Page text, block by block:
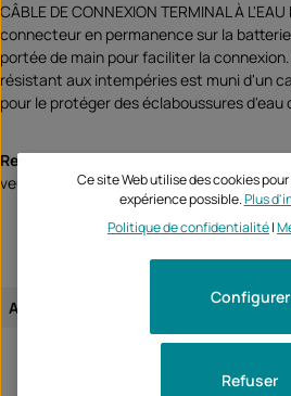
CÂBLE DE CONNEXION TERMINAL À
connecteur en permanence sur la
portée de main pour faciliter la
résistant aux intempéries est muni d'un
pour le protéger des éclaboussures d'eau
Remarque :
veuillez vérifier si cet article convient et/
Attribution de l'article:
Ce site Web utilise des cookies
expérience possible.Plus
Politique de confidentialité|
Refuser
Configurer